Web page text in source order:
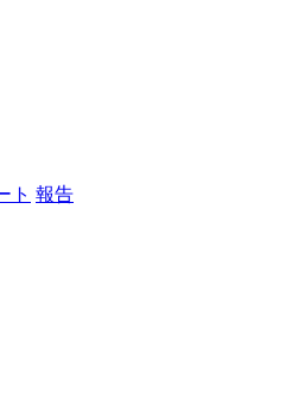
ト 報告